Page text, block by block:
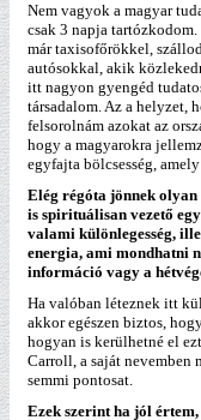
Nem vagyok a magyar
csak 3 napja
már taxisofőrökkel,
autósokkal, akik
itt nagyon gyengéd
társadalom. Az a helyzet,
felsorolnám azokat az
hogy a magyarokra
egyfajta bölcsesség,
Elég régóta jönnek
is spirituálisan vezető
valami különlegesség,
energia, ami mondhatni
információ vagy a
Ha valóban léteznek itt
akkor egészen biztos,
hogyan is kerülhetné el
Carroll, a saját nevemben
semmi pontosat.
Ezek szerint ha jól